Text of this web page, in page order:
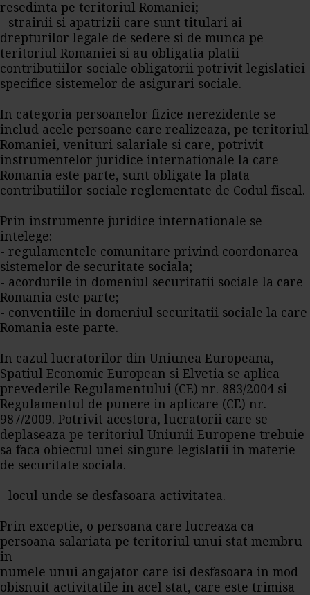
resedinta pe teritoriul Romaniei;
- strainii si apatrizii care sunt titulari ai
drepturilor legale de sedere si de munca pe
teritoriul Romaniei si au obligatia platii
contributiilor sociale obligatorii potrivit legislatiei
specifice sistemelor de asigurari sociale.
In categoria persoanelor fizice nerezidente se
includ acele persoane care realizeaza, pe teritoriul
Romaniei, venituri salariale si care, potrivit
instrumentelor juridice internationale la care
Romania este parte, sunt obligate la plata
contributiilor sociale reglementate de Codul fiscal.
Prin instrumente juridice internationale se
intelege:
- regulamentele comunitare privind coordonarea
sistemelor de securitate sociala;
- acordurile in domeniul securitatii sociale la care
Romania este parte;
- conventiile in domeniul securitatii sociale la care
Romania este parte.
In cazul lucratorilor din Uniunea Europeana,
Spatiul Economic European si Elvetia se aplica
prevederile Regulamentului (CE) nr. 883/2004 si
Regulamentul de punere in aplicare (CE) nr.
987/2009. Potrivit acestora, lucratorii care se
deplaseaza pe teritoriul Uniunii Europene trebuie
sa faca obiectul unei singure legislatii in materie
de securitate sociala.
- locul unde se desfasoara activitatea.
Prin exceptie, o persoana care lucreaza ca
persoana salariata pe teritoriul unui stat membru
in
numele unui angajator care isi desfasoara in mod
obisnuit activitatile in acel stat, care este trimisa